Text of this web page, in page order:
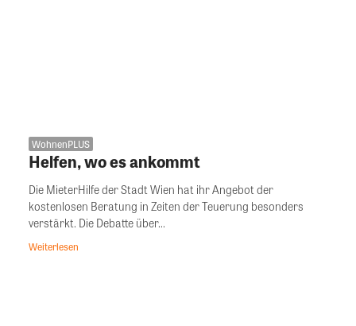
WohnenPLUS
Helfen, wo es ankommt
Die MieterHilfe der Stadt Wien hat ihr Angebot der
kostenlosen Beratung in Zeiten der Teuerung besonders
verstärkt. Die Debatte über...
Weiterlesen